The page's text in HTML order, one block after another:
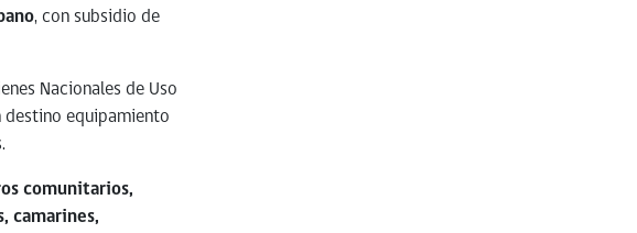
, con subsidio de
Nacionales de Uso
destino equipamiento
comunitarios,
camarines,